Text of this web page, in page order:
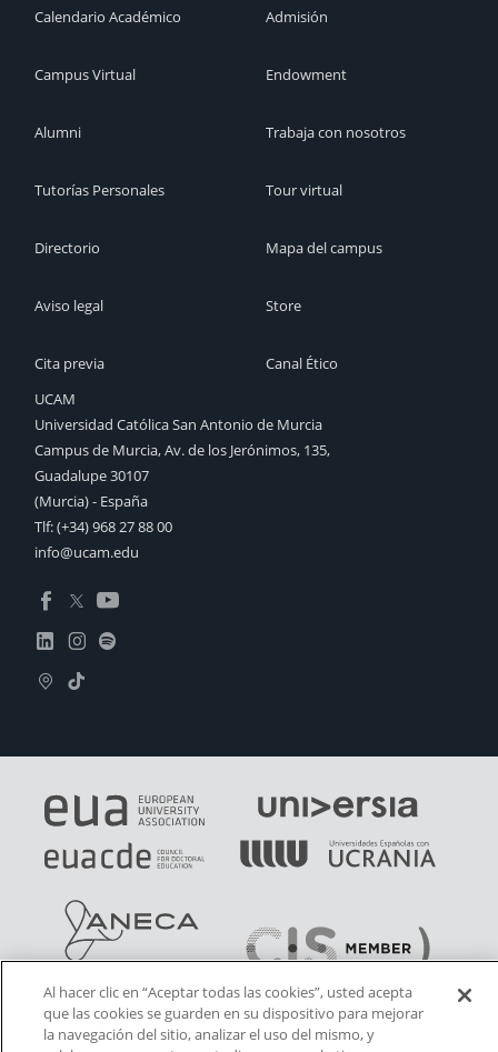
Calendario Académico
Campus Virtual
Alumni
Tutorías Personales
Directorio
Aviso legal
Cita previa
Admisión
Endowment
Trabaja con nosotros
Tour virtual
Mapa del campus
Store
Canal Ético
UCAM
Universidad Católica San Antonio de Murcia
Campus de Murcia, Av. de los Jerónimos, 135,
Guadalupe 30107
(Murcia) - España
Tlf:(+34) 968 27 88 00
info@ucam.edu
Al hacer clic en “Aceptar todas las cookies”, usted acepta
que las cookies se guarden en su dispositivo para mejorar
la navegación del sitio, analizar el uso del mismo, y